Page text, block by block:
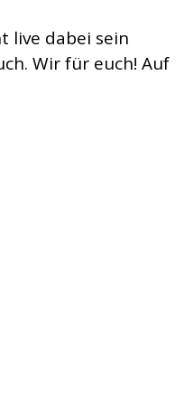
live dabei sein
Wir für euch! Auf